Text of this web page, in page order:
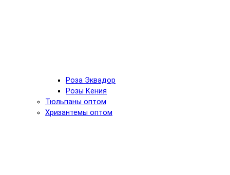
Роза Эквадор
Розы Кения
Тюльпаны оптом
Хризантемы оптом